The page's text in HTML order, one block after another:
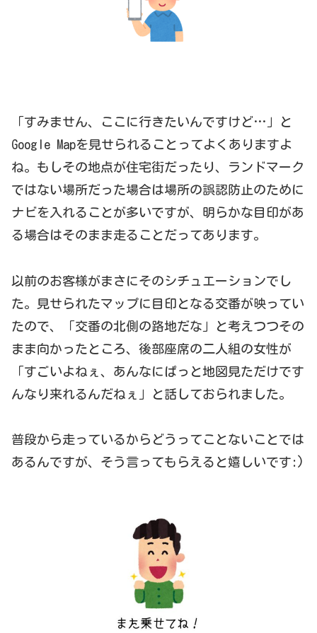
「すみません、ここに行きたいんですけど…」と
Google Mapを見せられることってよくありますよ
ね。もしその地点が住宅街だったり、ランドマーク
ではない場所だった場合は場所の誤認防止のために
ナビを入れることが多いですが、明らかな目印があ
る場合はそのまま走ることだってあります。
以前のお客様がまさにそのシチュエーションでし
た。見せられたマップに目印となる交番が映ってい
たので、「交番の北側の路地だな」と考えつつその
まま向かったところ、後部座席の二人組の女性が
「すごいよねぇ、あんなにぱっと地図見ただけです
んなり来れるんだねぇ」と話しておられました。
普段から走っているからどうってことないことでは
あるんですが、そう言ってもらえると嬉しいです:)